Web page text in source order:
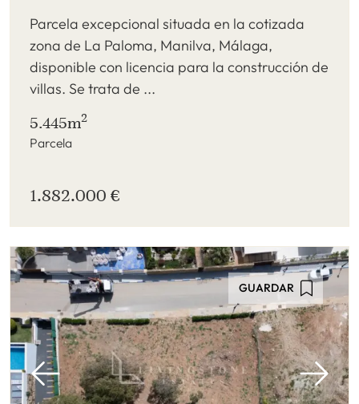
Parcela excepcional situada en la cotizada
zona de La Paloma, Manilva, Málaga,
disponible con licencia para la construcción de
villas. Se trata de ...
5.445m2
Parcela
1.882.000 €
GUARDAR